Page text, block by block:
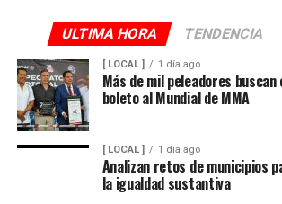
ULTIMA HORA TENDENCIA
[ LOCAL ] 1 día ago
Más de mil peleadores buscan
boleto al Mundial de MMA
[ LOCAL ] 1 día ago
Analizan retos de municipios
la igualdad sustantiva